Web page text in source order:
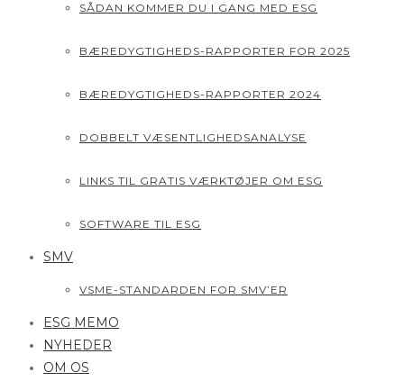
SÅDAN KOMMER DU I GANG MED ESG
BÆREDYGTIGHEDS-RAPPORTER FOR 2025
BÆREDYGTIGHEDS-RAPPORTER 2024
DOBBELT VÆSENTLIGHEDSANALYSE
LINKS TIL GRATIS VÆRKTØJER OM ESG
SOFTWARE TIL ESG
SMV
VSME-STANDARDEN FOR SMV’ER
ESG MEMO
NYHEDER
OM OS